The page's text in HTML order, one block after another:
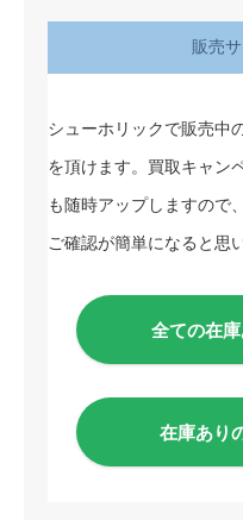
販売
シューホリックで販売中
を頂けます。買取キャン
も随時アップしますので
ご確認が簡単になると思
全ての在
在庫あり